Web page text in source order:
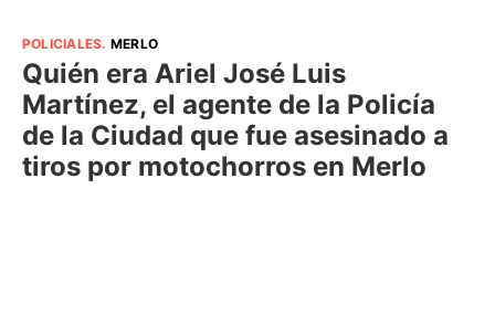
POLICIALES. MERLO
Quién era Ariel José Luis
Martínez, el agente de la Policía
de la Ciudad que fue asesinado a
tiros por motochorros en Merlo